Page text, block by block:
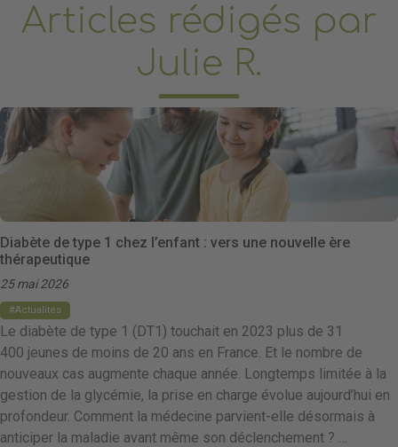
Articles rédigés par
Julie R.
Diabète de type 1 chez l’enfant : vers une nouvelle ère
thérapeutique
25 mai 2026
Actualités
Le diabète de type 1 (DT1) touchait en 2023 plus de 31
400 jeunes de moins de 20 ans en France. Et le nombre de
nouveaux cas augmente chaque année. Longtemps limitée à la
gestion de la glycémie, la prise en charge évolue aujourd’hui en
profondeur. Comment la médecine parvient-elle désormais à
anticiper la maladie avant même son déclenchement ? …